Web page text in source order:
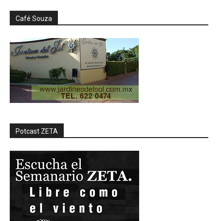
Café Souza
Potcast ZETA